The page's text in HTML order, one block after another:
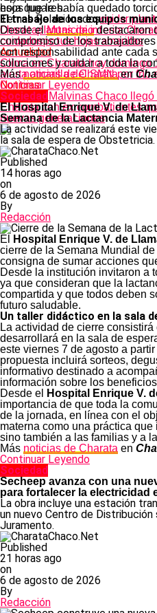
hoja que le había quedado
Temas Relacionadoscuidar
Charataplantas de interior
cuidadospotus hojas amarillas
Actualidad
Clima en Charata hoy domingo
alerta amarilla del SMN por frío
Noticias
El Museo Malvinas Chaco
Charata con ex combatientes
nuevas generaciones
esos lugares.
El trabajo de los equipos
Desde elMunicipiodestacaron
compromiso de los
con responsabilidad ante cada
soluciones y cuidar a toda la
Másnoticias de Charataen
Continuar Leyendo
Sociedad
El Hospital Enrique V. de
Semana de la Lactancia
La actividad se realizará este
la sala de espera de Obstetricia.
Published
14 horas ago
on
6 de agosto de 2026
By
Redacción
El Hospital Enrique V. de
cierre de la Semana Mundial de
consigna de sumar acciones
Desde la institución invitaron a
ya que consideran que la
compartida y que todos deben
futuro saludable.
Un taller didáctico en la sala
La actividad de cierre consistirá
desarrollará en la sala de
este viernes 7 de agosto a
propuesta incluirá sorteos,
informativo destinado a
información sobre los
Desde el
Hospital Enrique V.
importancia de que toda la
de la jornada, en línea con el
materna como una práctica
sino también a las familias y a
Más noticias de Charata en
Continuar Leyendo
Sociedad
Secheep avanza con una
para fortalecer la electricidad
La obra incluye una estación
un nuevo Centro de
Juramento.
Published
21 horas ago
on
6 de agosto de 2026
By
Redacción